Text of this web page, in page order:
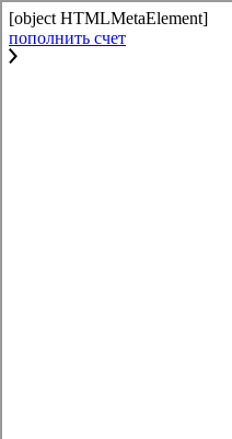
[object HTMLMetaElement]
пополнить счет